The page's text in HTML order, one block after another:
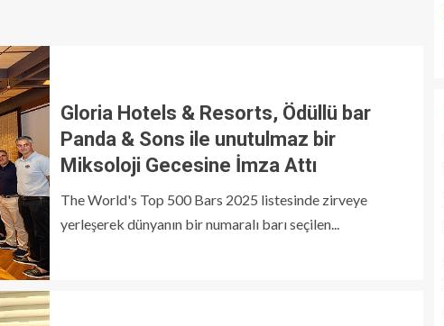
Gloria Hotels & Resorts, Ödüllü bar
Panda & Sons ile unutulmaz bir
Miksoloji Gecesine İmza Attı
The World's Top 500 Bars 2025 listesinde zirveye
yerleşerek dünyanın bir numaralı barı seçilen...